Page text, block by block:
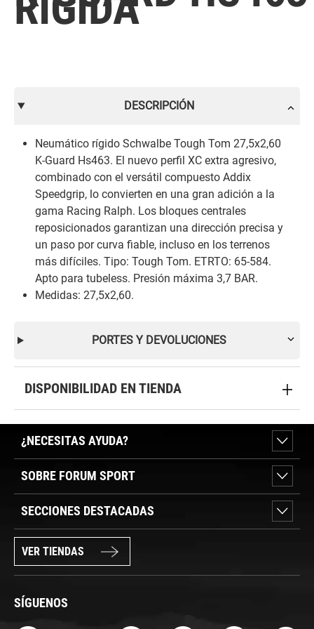
DESCRIPCIÓN
Neumático rígido Schwalbe Tough Tom 27,5x2,60
K-Guard Hs463. El nuevo perfil XC extra agresivo,
combinado con el versátil compuesto Addix
Speedgrip, lo convierten en una gran adición a la
gama Racing Ralph. Los bloques centrales
reposicionados garantizan una dirección precisa y
un paso por curva fiable, incluso en los terrenos
más difíciles. Tipo: Tough Tom. ETRTO: 65-584.
Apto para tubeless. Presión máxima 3,7 BAR.
Medidas: 27,5x2,60.
PORTES Y DEVOLUCIONES
DISPONIBILIDAD EN TIENDA
¿NECESITAS AYUDA?
SOBRE FORUM SPORT
SECCIONES DESTACADAS
VER TIENDAS
SÍGUENOS